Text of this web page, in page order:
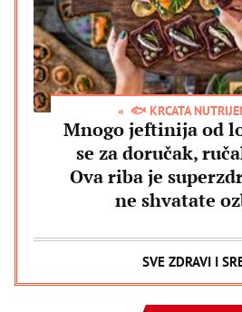
🐟 KRCATA
Mnogo jeftinija od
se za doručak,
Ova riba je
ne shvatate
SVE ZDRAVI I